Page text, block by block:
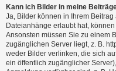
Kann ich Bilder in meine
Ja, Bilder können in Ihrem
Dateianhänge erlaubt hat,
Ansonsten müssen Sie zu einem
zugänglichen Server liegt, z. B.
weder Bilder verlinken, die sich
ein öffentlich zugänglicher